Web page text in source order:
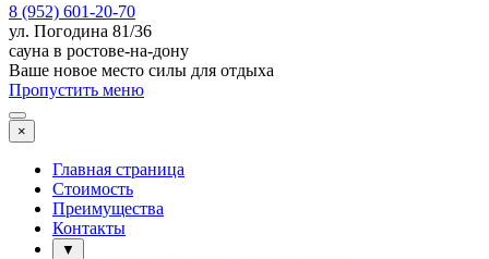
8 (952) 601-20-70
ул. ​ Погодина 81/36
сауна в ростове-на-дону
Ваше новое место силы для отдыха
Пропустить меню
×
Главная страница
Стоимость
Преимущества
Контакты
▼